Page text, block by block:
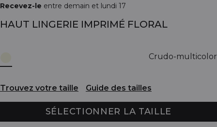
Recevez-le entre demain et lundi 17
HAUT LINGERIE IMPRIMÉ FLORAL
Crudo-multicolor
Trouvez votre taille Guide des tailles
SÉLECTIONNER LA TAILLE